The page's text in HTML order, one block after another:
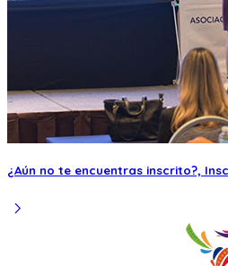
¿Aún no te encuentras inscrito?,
chevron_right